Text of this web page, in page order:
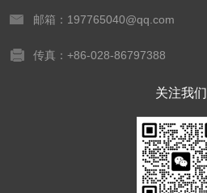
邮箱：197765040@qq.com
传真：+86-028-86797388
关注我们